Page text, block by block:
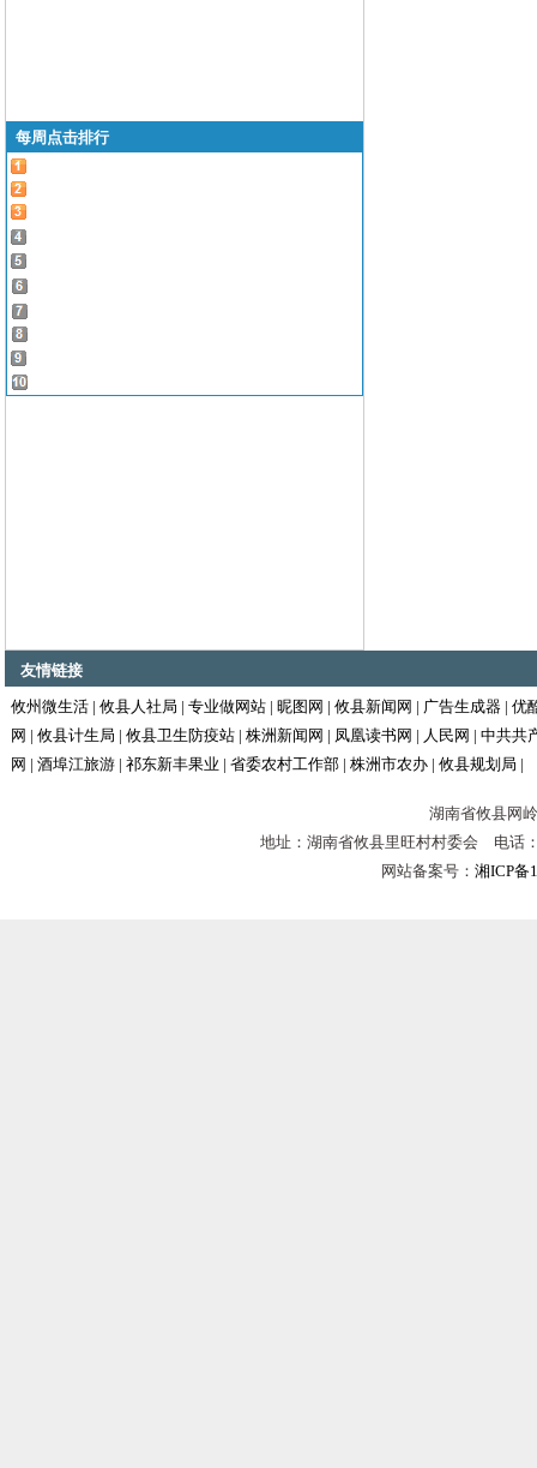
每周点击排行
友情链接
攸州微生活 | 攸县人社局 | 专业做网站 | 昵图网 | 攸县新闻网 | 广告生成器 | 优
网 | 攸县计生局 | 攸县卫生防疫站 | 株洲新闻网 | 凤凰读书网 | 人民网 | 中共共
网 | 酒埠江旅游 | 祁东新丰果业 | 省委农村工作部 | 株洲市农办 | 攸县规划局 |
湖南省攸县网
地址：湖南省攸县里旺村村委会 电
网站备案号： 湘ICP备